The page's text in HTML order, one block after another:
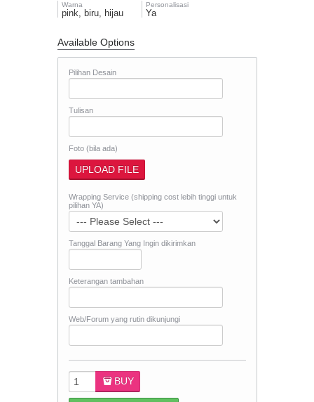
Warna
pink, biru, hijau
Personalisasi
Ya
Available Options
Pilihan Desain
Tulisan
Foto (bila ada)
Wrapping Service (shipping cost lebih tinggi untuk
pilihan YA)
Tanggal Barang Yang Ingin dikirimkan
Keterangan tambahan
Web/Forum yang rutin dikunjungi
BUY